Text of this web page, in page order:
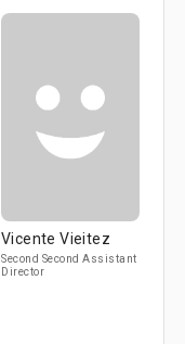
Vicente Vieitez
Second Second Assistant
Director